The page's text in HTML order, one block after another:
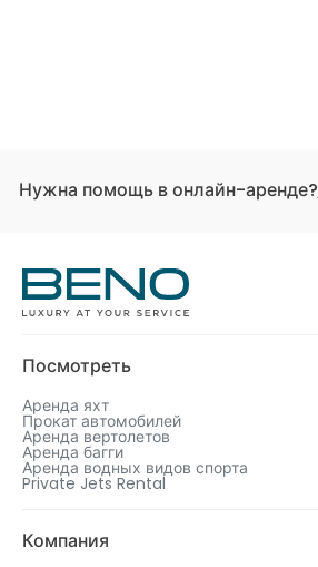
Нужна помощь в онлайн-аренде?
Посмотреть
Аренда яхт
Прокат автомобилей
Аренда вертолетов
Аренда багги
Аренда водных видов спорта
Private Jets Rental
Компания